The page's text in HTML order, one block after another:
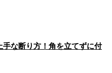
な断り方！角を立てずに付